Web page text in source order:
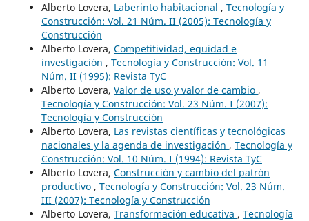
Alberto Lovera, Laberinto habitacional , Tecnología y
Construcción: Vol. 21 Núm. II (2005): Tecnología y
Construcción
Alberto Lovera, Competitividad, equidad e
investigación , Tecnología y Construcción: Vol. 11
Núm. II (1995): Revista TyC
Alberto Lovera, Valor de uso y valor de cambio ,
Tecnología y Construcción: Vol. 23 Núm. I (2007):
Tecnología y Construcción
Alberto Lovera, Las revistas científicas y tecnológicas
nacionales y la agenda de investigación , Tecnología y
Construcción: Vol. 10 Núm. I (1994): Revista TyC
Alberto Lovera, Construcción y cambio del patrón
productivo , Tecnología y Construcción: Vol. 23 Núm.
III (2007): Tecnología y Construcción
Alberto Lovera, Transformación educativa , Tecnología